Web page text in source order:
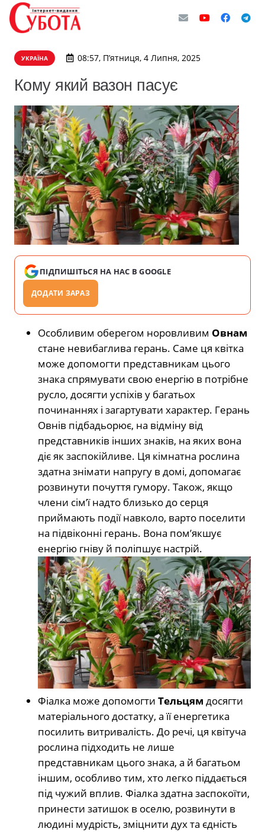
УКРАЇНА 08:57, П’ятниця, 4 Липня, 2025
Кому який вазон пасує
ПІДПИШІТЬСЯ НА НАС В GOOGLE
ДОДАТИ ЗАРАЗ
Особливим оберегом норовливим Овнам
стане невибаглива герань. Саме ця квітка
може допомогти представникам цього
знака спрямувати свою енергію в потрібне
русло, досягти успіхів у багатьох
починаннях і загартувати характер. Герань
Овнів підбадьорює, на відміну від
представників інших знаків, на яких вона
діє як заспокійливе. Ця кімнатна рослина
здатна знімати напругу в домі, допомагає
розвинути почуття гумору. Також, якщо
члени сім’ї надто близько до серця
приймають події навколо, варто поселити
на підвіконні герань. Вона пом’якшує
енергію гніву й поліпшує настрій.
Фіалка може допомогти Тельцям досягти
матеріального достатку, а її енергетика
посилить витривалість. До речі, ця квітуча
рослина підходить не лише
представникам цього знака, а й багатьом
іншим, особливо тим, хто легко піддається
під чужий вплив. Фіалка здатна заспокоїти,
принести затишок в оселю, розвинути в
людині мудрість, зміцнити дух та єдність